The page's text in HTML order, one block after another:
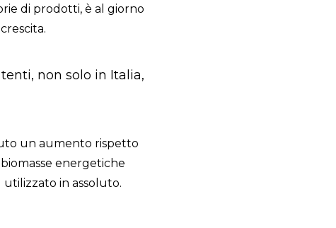
di prodotti, è al giorno
non solo in Italia,
un aumento rispetto
energetiche
in assoluto.